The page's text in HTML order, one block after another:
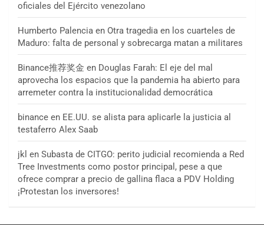
oficiales del Ejército venezolano
Humberto Palencia en Otra tragedia en los cuarteles de
Maduro: falta de personal y sobrecarga matan a militares
Binance推荐奖金 en Douglas Farah: El eje del mal
aprovecha los espacios que la pandemia ha abierto para
arremeter contra la institucionalidad democrática
binance en EE.UU. se alista para aplicarle la justicia al
testaferro Alex Saab
jkl en Subasta de CITGO: perito judicial recomienda a Red
Tree Investments como postor principal, pese a que
ofrece comprar a precio de gallina flaca a PDV Holding
¡Protestan los inversores!